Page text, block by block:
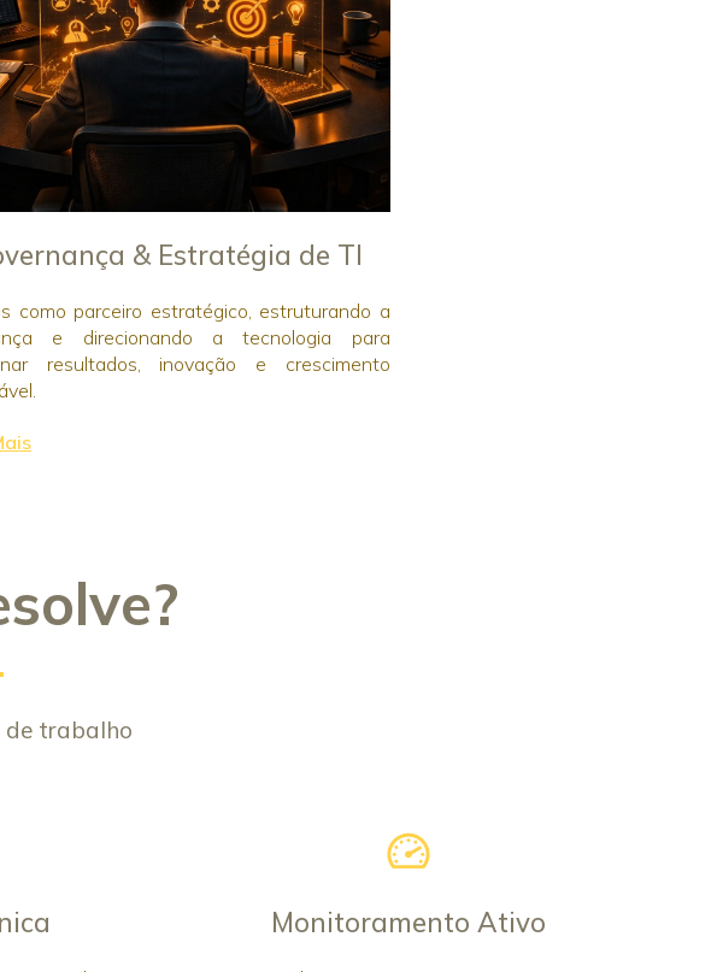
& Estratégia de TI
como parceiro estratégico, estruturando a
e direcionando a tecnologia para
resultados, inovação e crescimento
de trabalho
Monitoramento Ativo